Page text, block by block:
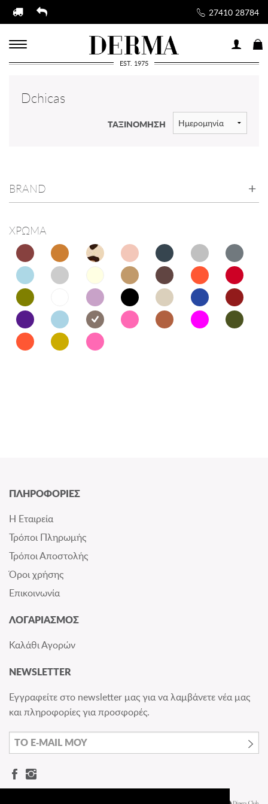
27410 28784
EST. 1975
Dchicas
ΤΑΞΙΝΟΜΗΣΗ
BRAND
ΧΡΩΜΑ
ΠΛΗΡΟΦΟΡΙΕΣ
Η Εταιρεία
Τρόποι Πληρωμής
Τρόποι Αποστολής
Όροι χρήσης
Επικοινωνία
ΛΟΓΑΡΙΑΣΜΟΣ
Καλάθι Αγορών
NEWSLETTER
Εγγραφείτε στο newsletter μας για να λαμβάνετε νέα μας
και πληροφορίες για προσφορές.